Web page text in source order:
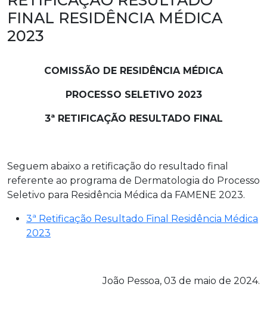
FINAL RESIDÊNCIA MÉDICA
2023
COMISSÃO DE RESIDÊNCIA MÉDICA
PROCESSO SELETIVO 2023
3ª RETIFICAÇÃO RESULTADO FINAL
Seguem abaixo a retificação do resultado final
referente ao programa de Dermatologia do Processo
Seletivo para Residência Médica da FAMENE 2023.
3ª Retificação Resultado Final Residência Médica
2023
João Pessoa, 03 de maio de 2024.